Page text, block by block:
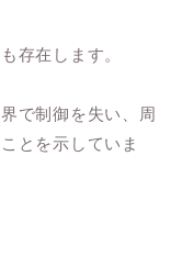
存在します。
で制御を失い、周
とを示していま